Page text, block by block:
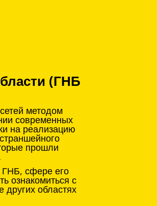
(ГНБ
методом
современных
на реализацию
прошли
ГНБ, сфере его
ознакомиться с
областях